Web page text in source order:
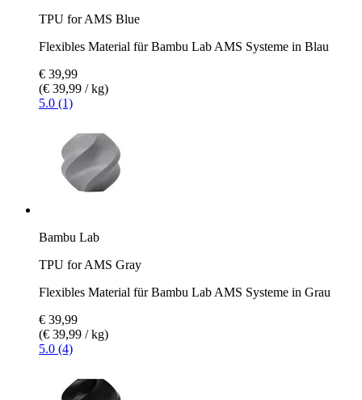
TPU for AMS Blue
Flexibles Material für Bambu Lab AMS Systeme in Blau
€ 39,99
(€ 39,99 / kg)
5.0 (1)
Bambu Lab
TPU for AMS Gray
Flexibles Material für Bambu Lab AMS Systeme in Grau
€ 39,99
(€ 39,99 / kg)
5.0 (4)